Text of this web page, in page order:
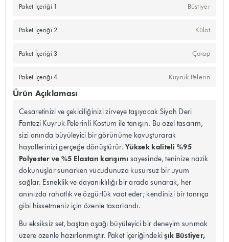
Paket İçeriği 1 Büstiyer
Paket İçeriği 2 Külot
Paket İçeriği 3 Çorap
Paket İçeriği 4 Kuyruk Pelerin
Ürün Açıklaması
Cesaretinizi ve çekiciliğinizi zirveye taşıyacak Siyah Deri
Fantezi Kuyruk Pelerinli Kostüm ile tanışın. Bu özel tasarım,
sizi anında büyüleyici bir görünüme kavuşturarak
hayallerinizi gerçeğe dönüştürür.Yüksek kaliteli %95
Polyester ve %5 Elastan karışımı sayesinde, teninize nazik
dokunuşlar sunarken vücudunuza kusursuz bir uyum
sağlar. Esneklik ve dayanıklılığı bir arada sunarak, her
anınızda rahatlık ve özgürlük vaat eder; kendinizi bir tanrıça
gibi hissetmeniz için özenle tasarlandı.
Bu eksiksiz set, baştan aşağı büyüleyici bir deneyim sunmak
üzere özenle hazırlanmıştır. Paket içeriğindekişık Büstiyer,